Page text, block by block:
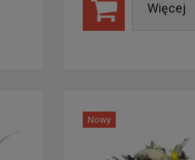
Więcej
Nowy